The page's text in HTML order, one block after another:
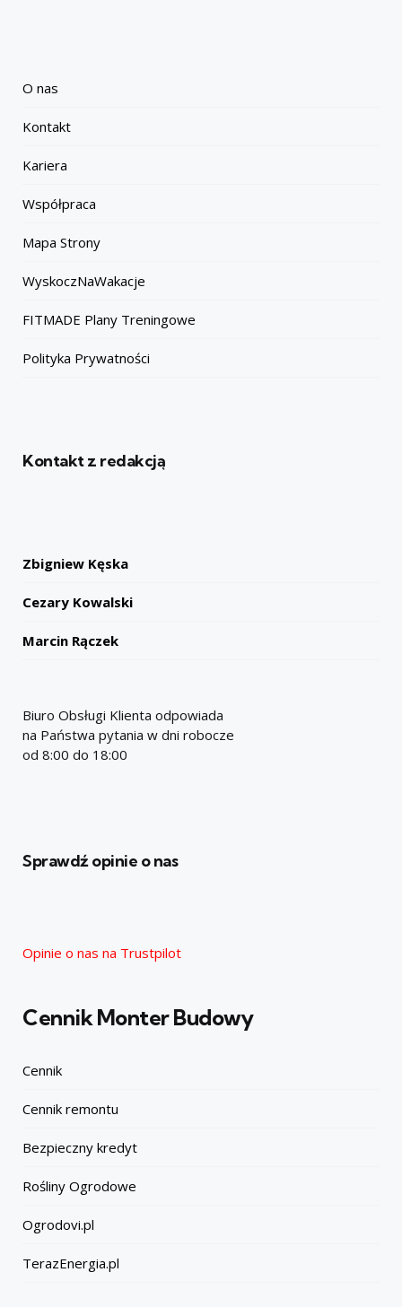
O nas
Kontakt
Kariera
Współpraca
Mapa Strony
WyskoczNaWakacje
FITMADE Plany Treningowe
Polityka Prywatności
Kontakt z redakcją
Zbigniew Kęska
Cezary Kowalski
Marcin Rączek
Biuro Obsługi Klienta odpowiada
na Państwa pytania w dni robocze
od 8:00 do 18:00
Sprawdź opinie o nas
Opinie o nas na Trustpilot
Cennik Monter Budowy
Cennik
Cennik remontu
Bezpieczny kredyt
Rośliny Ogrodowe
Ogrodovi.pl
TerazEnergia.pl